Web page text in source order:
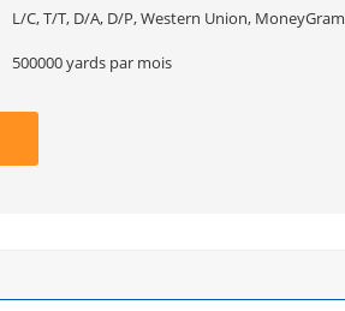
L/C, T/T, D/A, D/P, Western Union, MoneyGram
500000 yards par mois